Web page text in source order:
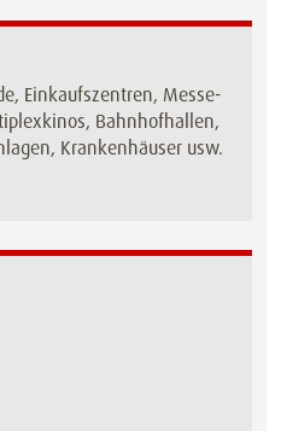
Einkaufszentren, Messe-
Bahnhofhallen,
Krankenhäuser usw.